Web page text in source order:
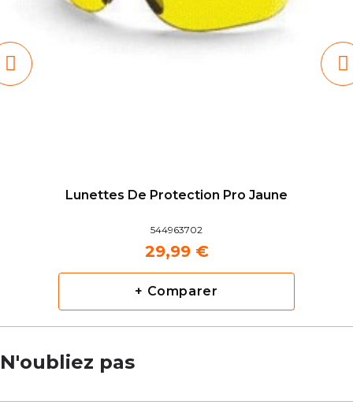
Lunettes De Protection Pro Jaune
544963702
29,99 €
+ Comparer
N'oubliez pas